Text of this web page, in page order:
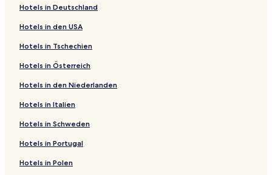
Hotels in Deutschland
Hotels in den USA
Hotels in Tschechien
Hotels in Österreich
Hotels in den Niederlanden
Hotels in Italien
Hotels in Schweden
Hotels in Portugal
Hotels in Polen